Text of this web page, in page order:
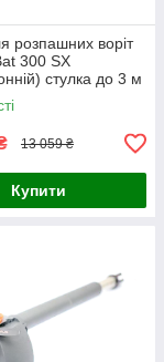
розпашних воріт
300 SX
стулка до 3 м
13 059 ₴
Купити